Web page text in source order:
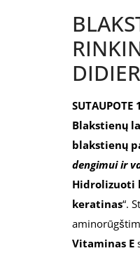
SUTAUPOTE
Blakstienų
blakstienų
dengimui ir
Hidrolizuoti
keratinas“.
Vitaminas E